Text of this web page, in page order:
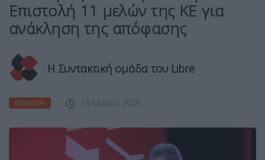
Επιστολή 11 μελών της ΚΕ για
ανάκληση της απόφασης
Η Συντακτική ομάδα του Libre
ΠΟΛΙΤΙΚΉ 18 Μαΐου, 2026